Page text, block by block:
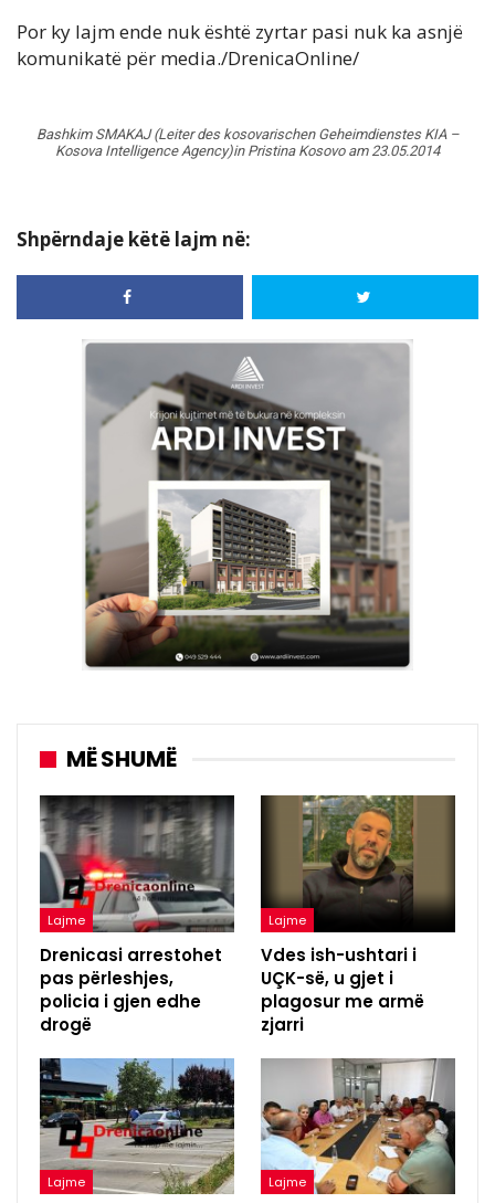
Por ky lajm ende nuk është zyrtar pasi nuk ka asnjë
komunikatë për media./DrenicaOnline/
Bashkim SMAKAJ (Leiter des kosovarischen Geheimdienstes KIA –
Kosova Intelligence Agency)in Pristina Kosovo am 23.05.2014
Shpërndaje këtë lajm në:
MË SHUMË
Lajme
Drenicasi arrestohet
pas përleshjes,
policia i gjen edhe
drogë
Lajme
Vdes ish-ushtari i
UÇK-së, u gjet i
plagosur me armë
zjarri
Lajme Lajme